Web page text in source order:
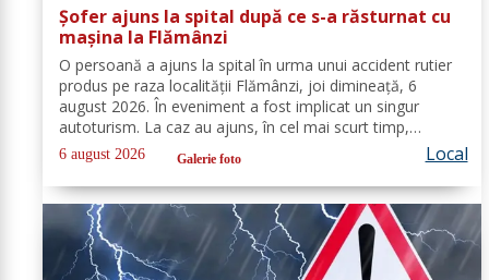
Șofer ajuns la spital după ce s-a răsturnat cu
mașina la Flămânzi
O persoană a ajuns la spital în urma unui accident rutier
produs pe raza localității Flămânzi, joi dimineață, 6
august 2026. În eveniment a fost implicat un singur
autoturism. La caz au ajuns, în cel mai scurt timp,
pompierii din cadrul Punctului de Lucru Flămânzi, cu o
autospecială de stingere și...
6 august 2026 Galerie foto Local